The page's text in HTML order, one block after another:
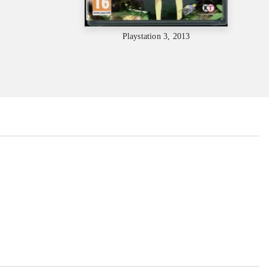
Playstation 3, 2013